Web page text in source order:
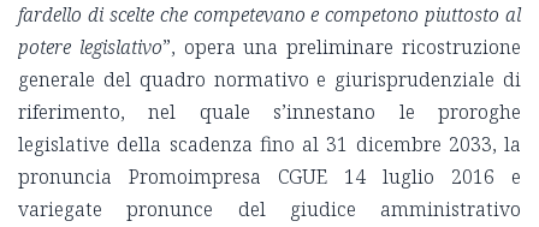
fardello di scelte che competevano e competono piuttosto al
potere legislativo”, opera una preliminare ricostruzione
generale del quadro normativo e giurisprudenziale di
riferimento, nel quale s’innestano le proroghe
legislative della scadenza fino al 31 dicembre 2033, la
pronuncia Promoimpresa CGUE 14 luglio 2016 e
variegate pronunce del giudice amministrativo